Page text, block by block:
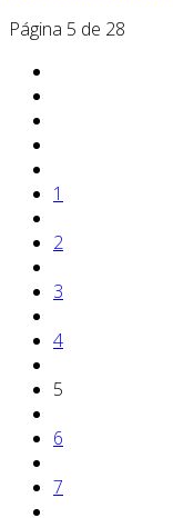
Página 5 de 28
1
2
3
4
5
6
7